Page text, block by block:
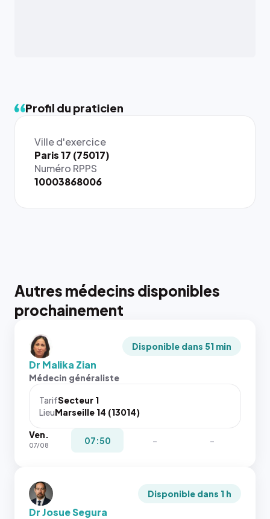
Profil du praticien
Ville d'exercice
Paris 17 (75017)
Numéro RPPS
10003868006
Autres médecins disponibles
prochainement
Disponible dans 51 min
Dr Malika Zian
Médecin généraliste
TarifSecteur 1
LieuMarseille 14 (13014)
Ven.
07/08 07:50 - -
Disponible dans 1 h
Dr Josue Segura